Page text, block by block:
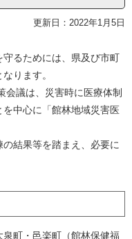
更新日：2022年1月5日
るためには、県及び市町
ります。
議は、災害時に医療体制
中心に「館林地域災害医
結果等を踏まえ、必要に
町・邑楽町（館林保健福